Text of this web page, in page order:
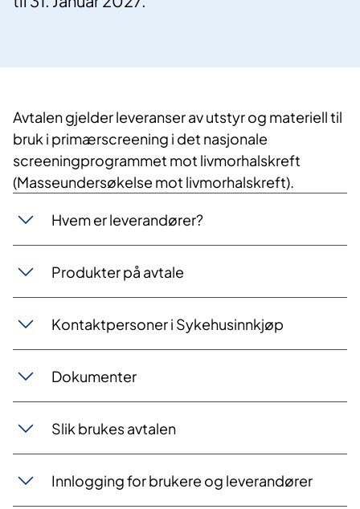
Avtalen gjelder leveranser av utstyr og materiell til
bruk i primærscreening i det nasjonale
screeningprogrammet mot livmorhalskreft
(Masseundersøkelse mot livmorhalskreft).
Hvem er leverandører?
Produkter på avtale
Kontaktpersoner i Sykehusinnkjøp
Dokumenter
Slik brukes avtalen
Innlogging for brukere og leverandører